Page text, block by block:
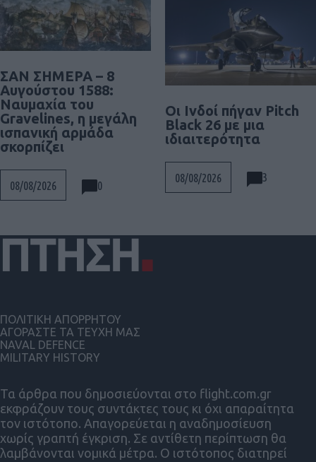
ΣΑΝ ΣΗΜΕΡΑ – 8
Αυγούστου 1588:
Ναυμαχία του
Gravelines, η μεγάλη
ισπανική αρμάδα
σκορπίζει
08/08/2026 0
Οι Ινδοί πήγαν Pitch
Black 26 με μια
ιδιαιτερότητα
08/08/2026 3
Τα άρθρα που δημοσιεύονται στο flight.com.gr
εκφράζουν τους συντάκτες τους κι όχι απαραίτητα
τον ιστότοπο. Απαγορεύεται η αναδημοσίευση
χωρίς γραπτή έγκριση. Σε αντίθετη περίπτωση θα
λαμβάνονται νομικά μέτρα. Ο ιστότοπος διατηρεί
ΠΟΛΙΤΙΚΗ ΑΠΟΡΡΗΤΟΥ
ΑΓΟΡΑΣΤΕ ΤΑ ΤΕΥΧΗ ΜΑΣ
NAVAL DEFENCE
MILITARY HISTORY